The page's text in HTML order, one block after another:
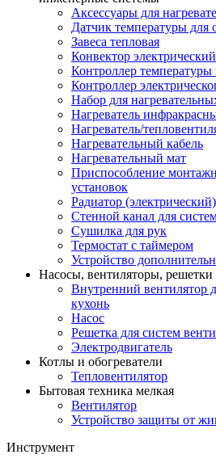
Аксессуары для
Датчик температуры для
Завеса тепловая
Конвектор электрический
Контроллер
Контроллер
Набор для
Нагреватель
Нагреватель/
Нагревательный кабель
Нагревательный мат
Приспособление
установок
Радиатор (электрический)
Стенной канал для
Сушилка для рук
Термостат с таймером
Устройство
Насосы, вентиляторы, решетки
Внутренний вентилятор
кухонь
Насос
Решетка для систем
Электродвигатель
Котлы и обогреватели
Тепловентилятор
Бытовая техника мелкая
Вентилятор
Устройство защиты от
Инструмент